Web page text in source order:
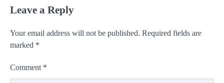
Leave a Reply
Your email address will not be published. Required fields are
marked *
Comment *